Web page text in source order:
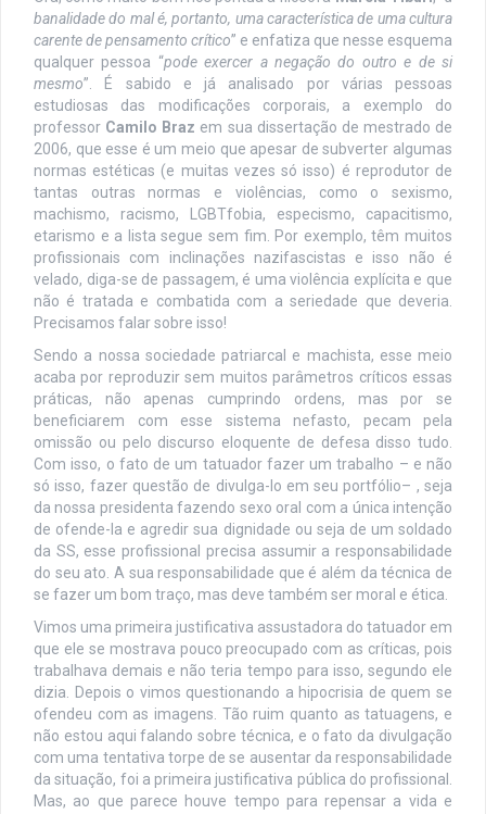
banalidade do mal é, portanto, uma característica de uma cultura
carente de pensamento crítico” e enfatiza que nesse esquema
qualquer pessoa “pode exercer a negação do outro e de si
mesmo”. É sabido e já analisado por várias pessoas
estudiosas das modificações corporais, a exemplo do
professor Camilo Braz em sua dissertação de mestrado de
2006, que esse é um meio que apesar de subverter algumas
normas estéticas (e muitas vezes só isso) é reprodutor de
tantas outras normas e violências, como o sexismo,
machismo, racismo, LGBTfobia, especismo, capacitismo,
etarismo e a lista segue sem fim. Por exemplo, têm muitos
profissionais com inclinações nazifascistas e isso não é
velado, diga-se de passagem, é uma violência explícita e que
não é tratada e combatida com a seriedade que deveria.
Precisamos falar sobre isso!
Sendo a nossa sociedade patriarcal e machista, esse meio
acaba por reproduzir sem muitos parâmetros críticos essas
práticas, não apenas cumprindo ordens, mas por se
beneficiarem com esse sistema nefasto, pecam pela
omissão ou pelo discurso eloquente de defesa disso tudo.
Com isso, o fato de um tatuador fazer um trabalho – e não
só isso, fazer questão de divulga-lo em seu portfólio– , seja
da nossa presidenta fazendo sexo oral com a única intenção
de ofende-la e agredir sua dignidade ou seja de um soldado
da SS, esse profissional precisa assumir a responsabilidade
do seu ato. A sua responsabilidade que é além da técnica de
se fazer um bom traço, mas deve também ser moral e ética.
Vimos uma primeira justificativa assustadora do tatuador em
que ele se mostrava pouco preocupado com as críticas, pois
trabalhava demais e não teria tempo para isso, segundo ele
dizia. Depois o vimos questionando a hipocrisia de quem se
ofendeu com as imagens. Tão ruim quanto as tatuagens, e
não estou aqui falando sobre técnica, e o fato da divulgação
com uma tentativa torpe de se ausentar da responsabilidade
da situação, foi a primeira justificativa pública do profissional.
Mas, ao que parece houve tempo para repensar a vida e